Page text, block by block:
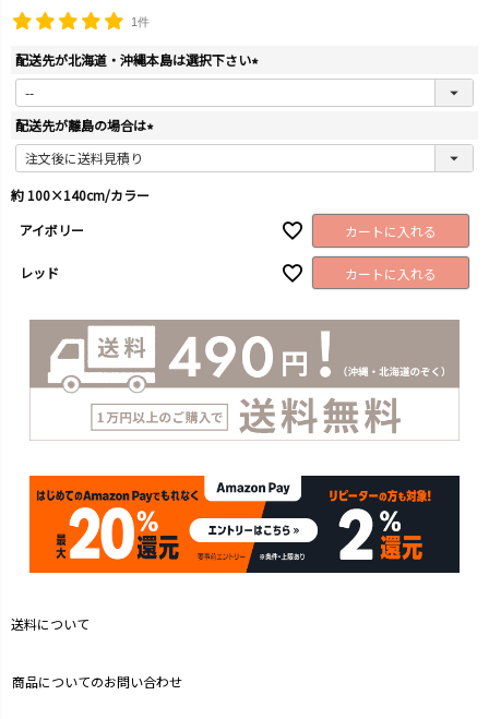
1件
配送先が北海道・沖縄本島は選択下さい
(
必
)
配送先が離島の場合は
(
必
約 100×140cm/カラー
アイボリー
カートに入れる
レッド カートに入れる
送料について
商品についてのお問い合わせ